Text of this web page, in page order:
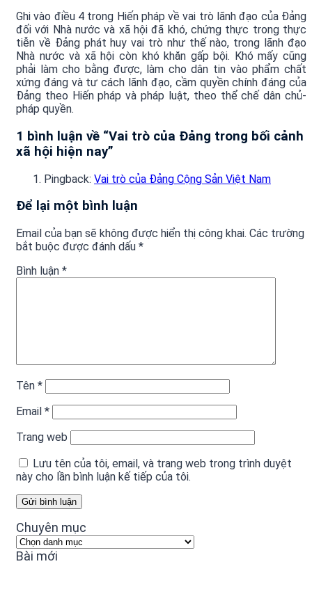
Ghi vào điều 4 trong Hiến pháp về vai trò lãnh đạo của Đảng
đối với Nhà nước và xã hội đã khó, chứng thực trong thực
tiễn về Đảng phát huy vai trò như thế nào, trong lãnh đạo
Nhà nước và xã hội còn khó khăn gấp bội. Khó mấy cũng
phải làm cho bằng được, làm cho dân tin vào phẩm chất
xứng đáng và tư cách lãnh đạo, cầm quyền chính đáng của
Đảng theo Hiến pháp và pháp luật, theo thể chế dân chủ-
pháp quyền.
1 bình luận về “Vai trò của Đảng trong bối cảnh
xã hội hiện nay”
Pingback: Vai trò của Đảng Cộng Sản Việt Nam
Để lại một bình luận
Email của bạn sẽ không được hiển thị công khai. Các trường
bắt buộc được đánh dấu *
Bình luận *
Tên *
Email *
Trang web
Lưu tên của tôi, email, và trang web trong trình duyệt
này cho lần bình luận kế tiếp của tôi.
Chuyên mục
Chuyên
mục
Bài mới